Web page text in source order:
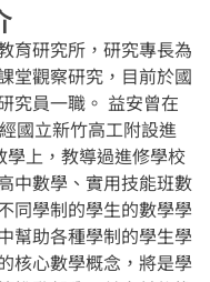
育研究所，研究專長為
堂觀察研究，目前於國
究員一職。 益安曾在
國立新竹高工附設進
上，教導過進修學校
中數學、實用技能班數
同學制的學生的數學學
幫助各種學制的學生學
核心數學概念，將是學